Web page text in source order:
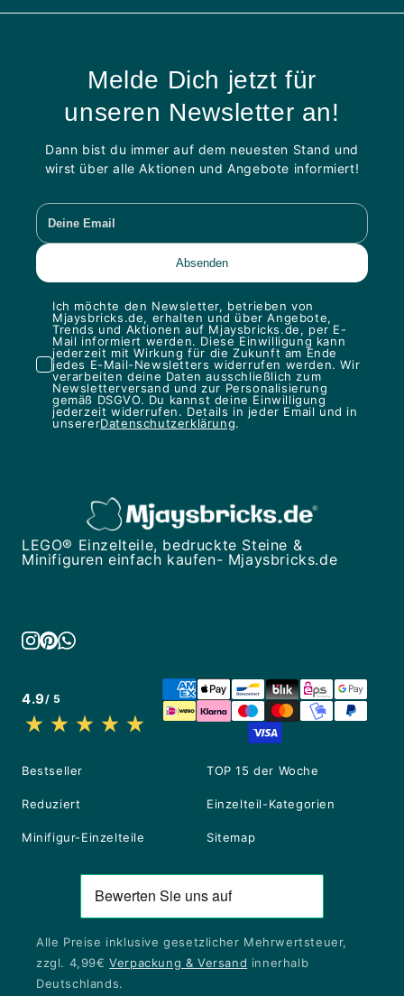
Melde Dich jetzt für
unseren Newsletter an!
Dann bist du immer auf dem neuesten Stand und
wirst über alle Aktionen und Angebote informiert!
Ich möchte den Newsletter, betrieben von
Mjaysbricks.de, erhalten und über Angebote,
Trends und Aktionen auf Mjaysbricks.de, per E-
Mail informiert werden. Diese Einwilligung kann
jederzeit mit Wirkung für die Zukunft am Ende
jedes E-Mail-Newsletters widerrufen werden. Wir
verarbeiten deine Daten ausschließlich zum
Newsletterversand und zur Personalisierung
gemäß DSGVO. Du kannst deine Einwilligung
jederzeit widerrufen. Details in jeder Email und in
unsererDatenschutzerklärung.
LEGO® Einzelteile, bedruckte Steine &
Minifiguren einfach kaufen- Mjaysbricks.de
4.9/ 5
Bestseller TOP 15 der Woche
Reduziert Einzelteil-Kategorien
Minifigur-Einzelteile Sitemap
Alle Preise inklusive gesetzlicher Mehrwertsteuer,
zzgl. 4,99€Verpackung & Versand innerhalb
Deutschlands.